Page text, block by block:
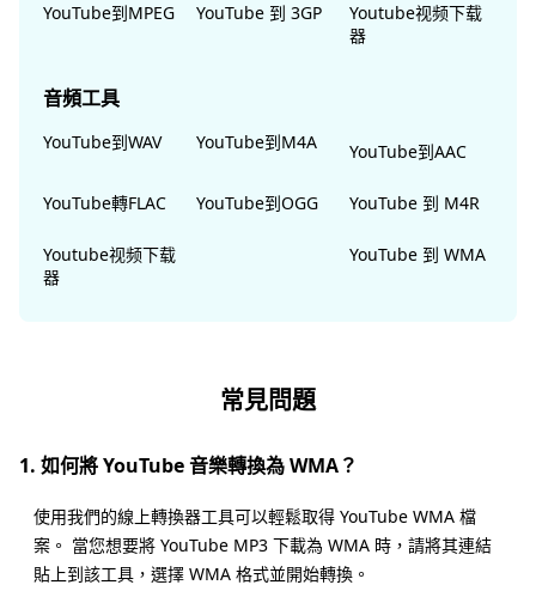
YouTube到MPEG YouTube 到 3GP
Youtube视频下载
器
音頻工具
YouTube到WAV YouTube到M4A YouTube到AAC
YouTube轉FLAC YouTube到OGG YouTube 到 M4R
Youtube视频下载
器
YouTube 到 WMA
常見問題
1. 如何將 YouTube 音樂轉換為 WMA？
使用我們的線上轉換器工具可以輕鬆取得 YouTube WMA 檔
案。 當您想要將 YouTube MP3 下載為 WMA 時，請將其連結
貼上到該工具，選擇 WMA 格式並開始轉換。